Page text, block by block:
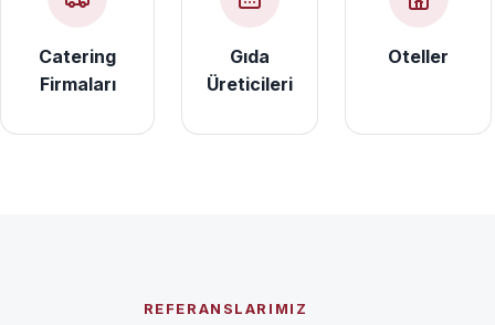
Catering
Firmaları
Gıda
Üreticileri
Oteller
REFERANSLARIMIZ